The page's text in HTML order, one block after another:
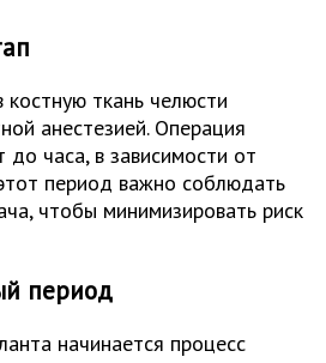
костную ткань челюсти
анестезией. Операция
часа, в зависимости от
период важно соблюдать
чтобы минимизировать риск
период
начинается процесс